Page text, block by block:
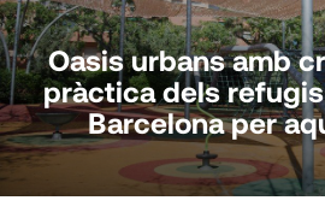
Oasis urbans amb
pràctica dels
Barcelona per